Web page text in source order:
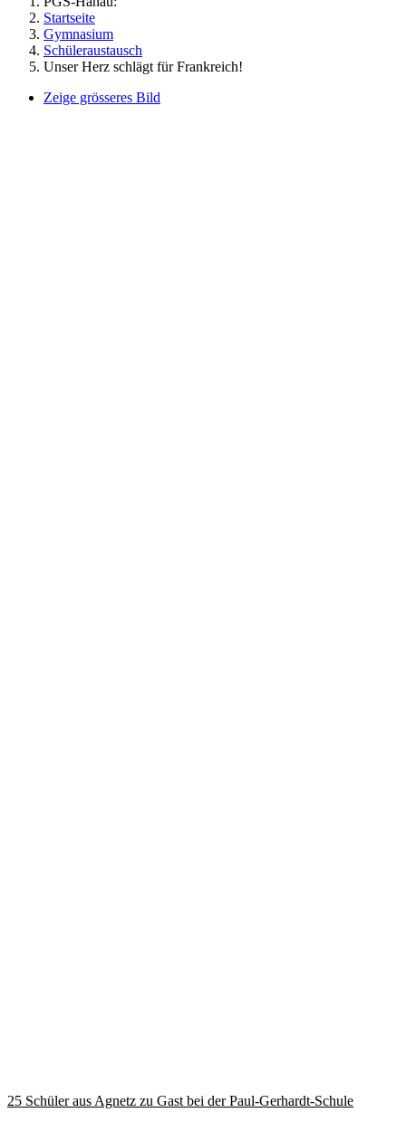
Startseite
Gymnasium
Schüleraustausch
Unser Herz schlägt für Frankreich!
Zeige grösseres Bild
25 Schüler aus Agnetz zu Gast bei der Paul-Gerhardt-Schule